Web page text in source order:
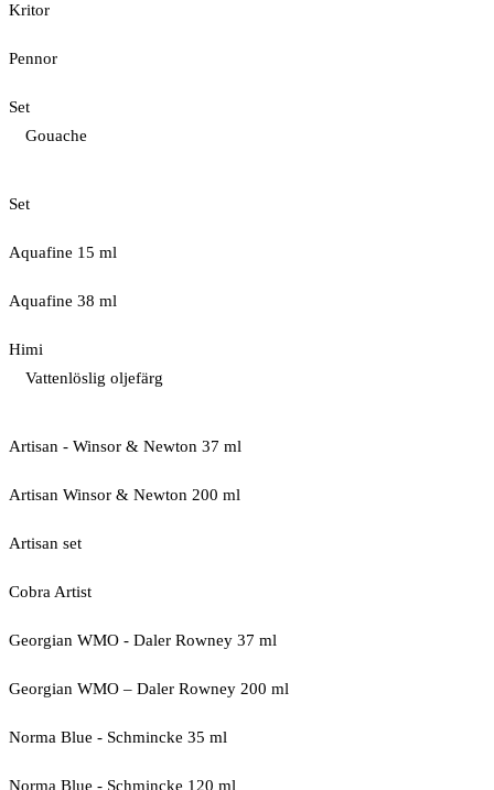
Kritor
Pennor
Set
Gouache
Set
Aquafine 15 ml
Aquafine 38 ml
Himi
Vattenlöslig oljefärg
Artisan - Winsor & Newton 37 ml
Artisan Winsor & Newton 200 ml
Artisan set
Cobra Artist
Georgian WMO - Daler Rowney 37 ml
Georgian WMO – Daler Rowney 200 ml
Norma Blue - Schmincke 35 ml
Norma Blue - Schmincke 120 ml